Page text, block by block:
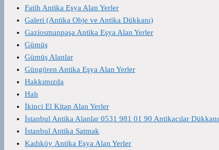
Fatih Antika Eşya Alan Yerler
Galeri (Antika Obje ve Antika Dükkanı)
Gaziosmanpaşa Antika Eşya Alan Yerler
Gümüş
Gümüş Alanlar
Güngören Antika Eşya Alan Yerler
Hakkımızda
Halı
İkinci El Kitap Alan Yerler
İstanbul Antika Alanlar 0531 981 01 90 Antikacılar Dükkanı
İstanbul Antika Satmak
Kadıköy Antika Eşya Alan Yerler